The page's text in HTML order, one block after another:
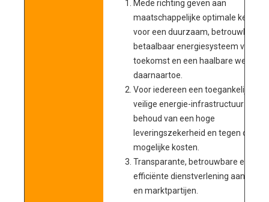
Mede richting geven aan
maatschappelijke optimale keuzes
voor een duurzaam, betrouwbaar
betaalbaar energiesysteem van de
toekomst en een haalbare weg
daarnaartoe.
Voor iedereen een toegankelijke,
veilige energie-infrastructuur met
behoud van een hoge
leveringszekerheid en tegen de
mogelijke kosten.
Transparante, betrouwbare en
efficiënte dienstverlening aan
en marktpartijen.